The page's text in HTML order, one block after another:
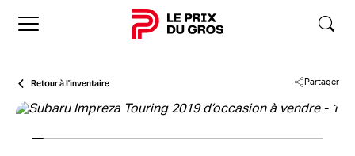
Accueil
Retour à l'inventaire Partager